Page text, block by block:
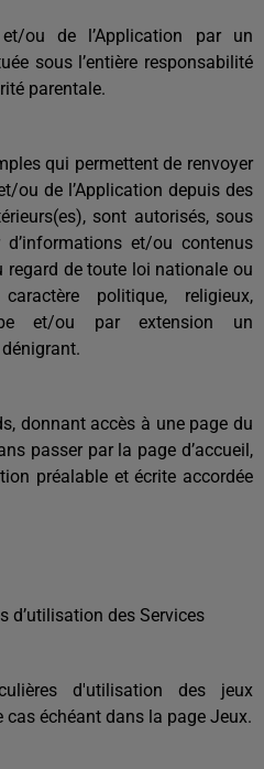
ou de l’Application par un
sous l’entière responsabilité
parentale.
qui permettent de renvoyer
ou de l’Application depuis des
sont autorisés, sous
et/ou contenus
regard de toute loi nationale ou
politique, religieux,
et/ou par extension un
donnant accès à une page du
passer par la page d’accueil,
préalable et écrite accordée
d’utilisation des Services
d'utilisation des jeux
échéant dans la page Jeux.